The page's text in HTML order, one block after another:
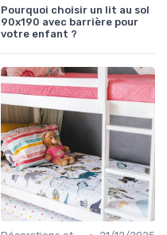
Pourquoi choisir un lit au sol
90x190 avec barrière pour
votre enfant ?